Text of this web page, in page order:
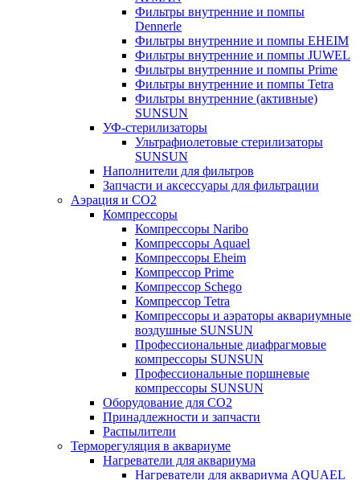
Фильтры внутренние и помпы
Dennerle
Фильтры внутренние и помпы EHEIM
Фильтры внутренние и помпы JUWEL
Фильтры внутренние и помпы Prime
Фильтры внутренние и помпы Tetra
Фильтры внутренние (активные)
SUNSUN
УФ-стерилизаторы
Ультрафиолетовые стерилизаторы
SUNSUN
Наполнители для фильтров
Запчасти и аксессуары для фильтрации
Аэрация и CO2
Компрессоры
Компрессоры Naribo
Компрессоры Aquael
Компрессоры Eheim
Компрессор Prime
Компрессор Schego
Компрессор Tetra
Компрессоры и аэраторы аквариумные
воздушные SUNSUN
Профессиональные диафрагмовые
компрессоры SUNSUN
Профессиональные поршневые
компрессоры SUNSUN
Оборудование для CO2
Принадлежности и запчасти
Распылители
Терморегуляция в аквариуме
Нагреватели для аквариума
Нагреватели для аквариума AQUAEL